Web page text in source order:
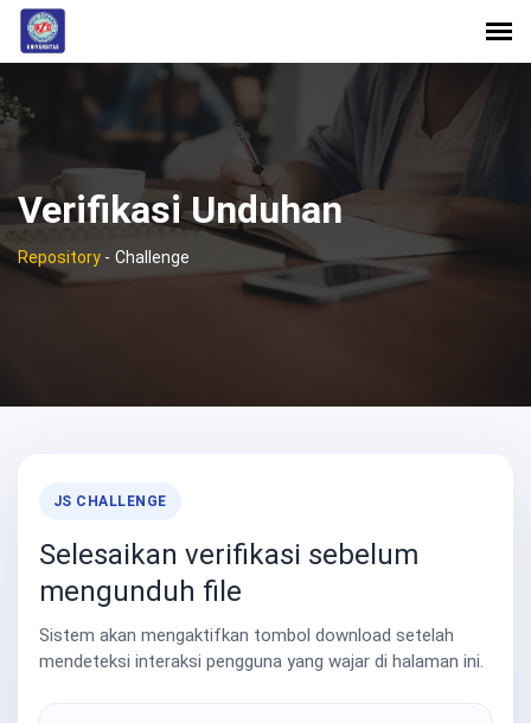
Verifikasi Unduhan
Repository - Challenge
JS CHALLENGE
Selesaikan verifikasi sebelum
mengunduh file
Sistem akan mengaktifkan tombol download setelah
mendeteksi interaksi pengguna yang wajar di halaman ini.